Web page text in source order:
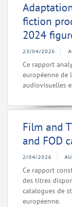
fiction
2024
23/04/2026
Ce rapport
européenne de
audiovisuelles
Film and
and FOD
2/04/2026
Ce rapport
des titres
catalogues de
européenne.